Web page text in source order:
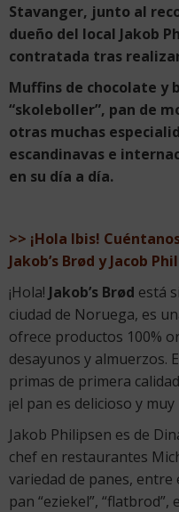
Stavanger, junto al
dueño del local Jakob
contratada tras
Muffins de chocolate y
“skoleboller”, pan de
otras muchas
escandinavas e
en su día a día.
>> ¡Hola Ibis!
Jakob’s Brød y Jacob
¡Hola! Jakob’s Brød está
ciudad de Noruega, es
ofrece productos 100%
desayunos y almuerzos.
primas de primera
¡el pan es delicioso y
Jakob Philipsen es de
chef en restaurantes
variedad de panes, entre
pan “eziekel”,